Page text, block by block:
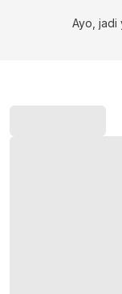
Ayo, jadi